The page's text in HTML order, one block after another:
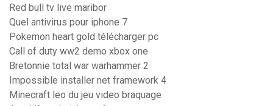
Red bull tv live maribor
Quel antivirus pour iphone 7
Pokemon heart gold télécharger pc
Call of duty ww2 demo xbox one
Bretonnie total war warhammer 2
Impossible installer net framework 4
Minecraft leo du jeu video braquage